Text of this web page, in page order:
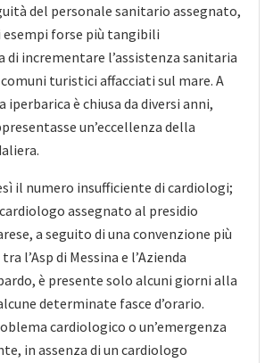
del personale sanitario assegnato,
esempi forse più tangibili
di incrementare l’assistenza sanitaria
turistici affacciati sul mare. A
iperbarica è chiusa da diversi anni,
un’eccellenza della
il numero insufficiente di cardiologi;
assegnato al presidio
a seguito di una convenzione più
l’Asp di Messina e l’Azienda
è presente solo alcuni giorni alla
determinate fasce d’orario.
cardiologico o un’emergenza
in assenza di un cardiologo